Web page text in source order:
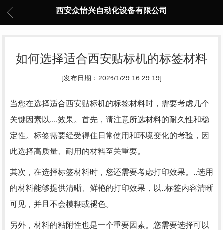
西安众怡兴自动化设备有限公司
如何选择适合西安贴标机的标签材料
[发布日期：2026/1/29 16:29:19]
当您在选择适合西安贴标机的标签材料时，需要考虑几个
关键因素以....效果。首先，请注意所选材料的耐久性和稳
定性。标签需要经受得住日常使用和环境变化的考验，因
此选择高质量、耐用的材料至关重要。
其次，在选择标签材料时，您还需要考虑打印效果。..选用
的材料能够提供清晰、鲜艳的打印效果，以..标签内容清晰
可见，并且不会模糊或褪色。
另外，材料的粘附性也是一个重要因素。您需要选择可以